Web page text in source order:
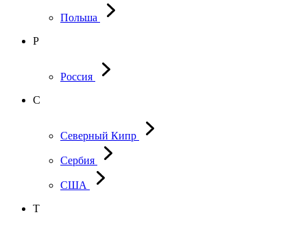
Польша
Р
Россия
С
Северный Кипр
Сербия
США
Т